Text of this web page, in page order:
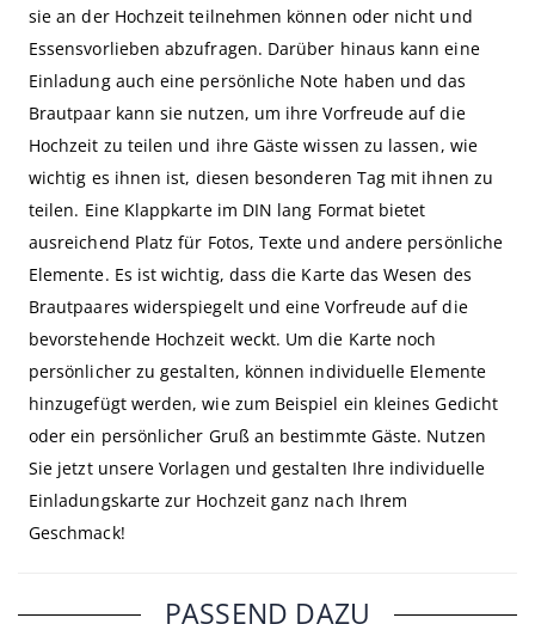
sie an der Hochzeit teilnehmen können oder nicht und
Essensvorlieben abzufragen. Darüber hinaus kann eine
Einladung auch eine persönliche Note haben und das
Brautpaar kann sie nutzen, um ihre Vorfreude auf die
Hochzeit zu teilen und ihre Gäste wissen zu lassen, wie
wichtig es ihnen ist, diesen besonderen Tag mit ihnen zu
teilen. Eine Klappkarte im DIN lang Format bietet
ausreichend Platz für Fotos, Texte und andere persönliche
Elemente. Es ist wichtig, dass die Karte das Wesen des
Brautpaares widerspiegelt und eine Vorfreude auf die
bevorstehende Hochzeit weckt. Um die Karte noch
persönlicher zu gestalten, können individuelle Elemente
hinzugefügt werden, wie zum Beispiel ein kleines Gedicht
oder ein persönlicher Gruß an bestimmte Gäste. Nutzen
Sie jetzt unsere Vorlagen und gestalten Ihre individuelle
Einladungskarte zur Hochzeit ganz nach Ihrem
Geschmack!
PASSEND DAZU